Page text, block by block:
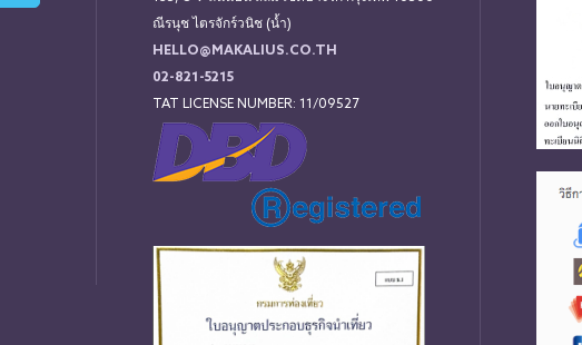
ณีรนุช ไตรจักร์วนิช (น้ำ)
HELLO@MAKALIUS.CO.TH
02-821-5215
TAT LICENSE NUMBER: 11/09527